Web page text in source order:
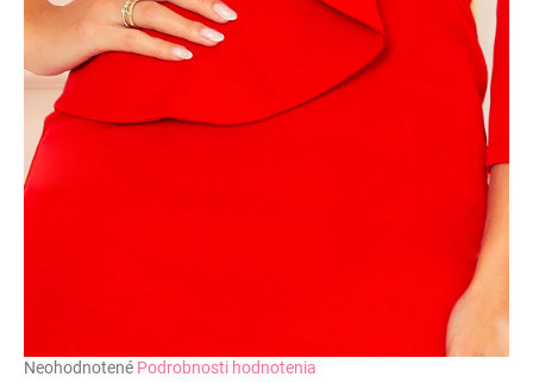
Priemerné
Neohodnotené Podrobnosti hodnotenia